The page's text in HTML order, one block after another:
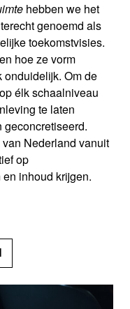
hebben we het
genoemd als
toekomstvisies.
hoe ze vorm
onduidelijk. Om de
élk schaalniveau
te laten
geconcretiseerd.
Nederland vanuit
op
inhoud krijgen.